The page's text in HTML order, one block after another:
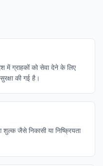
में ग्राहकों को सेवा देने के लिए
की गई है।
जैसे निकासी या निष्क्रियता